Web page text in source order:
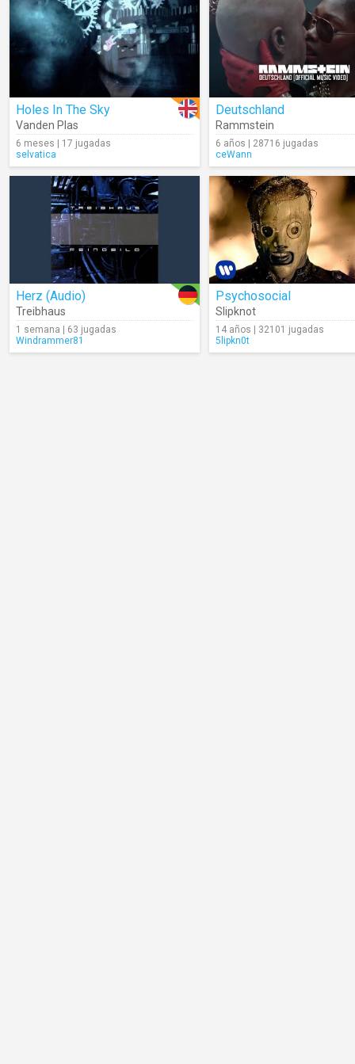
Holes In The Sky
Vanden Plas
6 meses | 17 jugadas
selvatica
Deutschland
Rammstein
6 años | 28716 jugadas
ceWann
Herz (Audio)
Treibhaus
1 semana | 63 jugadas
Windrammer81
Psychosocial
Slipknot
14 años | 32101 jugadas
5lipkn0t